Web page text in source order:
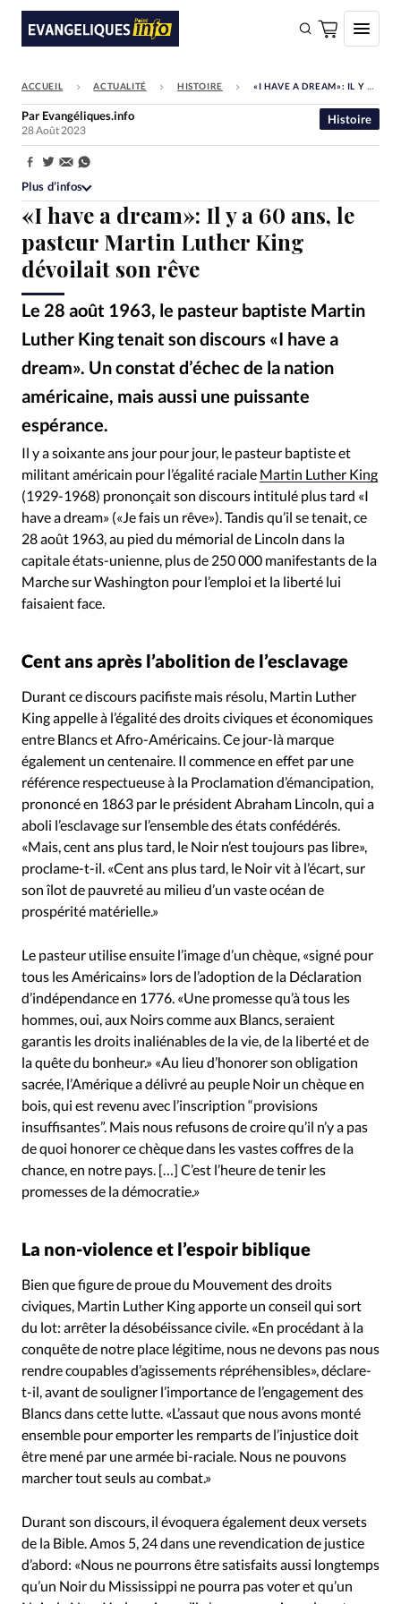
FAIRE UN DON
Faire un don
Eglises
Société
Bible
Toute l'actualité
Se connecter
Devise:CHF
RUBRIQUES
Toute l'actualité
Eglises
Histoire Laicité
Liberté religieuse
Mission
Monde People Politique
Religions
Société
ACCUEIL ACTUALITÉ HISTOIRE «I HAVE A DREAM»: IL Y A 60 ANS, LE PASTEUR MARTIN LUTHER KING DÉVOILAIT SON RÊVE
«I have a dream»: Il y a 60 ans, le
pasteur Martin Luther King
dévoilait son rêve
Le 28 août 1963, le pasteur baptiste Martin
Luther King tenait son discours «I have a
dream». Un constat d’échec de la nation
américaine, mais aussi une puissante
espérance.
Histoire
Par Evangéliques.info
28 Août 2023
Partager:
Plus d’infos
Il y a soixante ans jour pour jour, le pasteur baptiste et
militant américain pour l’égalité raciale Martin Luther King
(1929-1968) prononçait son discours intitulé plus tard «I
have a dream» («Je fais un rêve»). Tandis qu’il se tenait, ce
28 août 1963, au pied du mémorial de Lincoln dans la
capitale états-unienne, plus de 250 000 manifestants de la
Marche sur Washington pour l’emploi et la liberté lui
faisaient face.
Cent ans après l’abolition de l’esclavage
Durant ce discours pacifiste mais résolu, Martin Luther
King appelle à l’égalité des droits civiques et économiques
entre Blancs et Afro-Américains. Ce jour-là marque
également un centenaire. Il commence en effet par une
référence respectueuse à la Proclamation d’émancipation,
prononcé en 1863 par le président Abraham Lincoln, qui a
aboli l’esclavage sur l’ensemble des états confédérés.
«Mais, cent ans plus tard, le Noir n’est toujours pas libre»,
proclame-t-il. «Cent ans plus tard, le Noir vit à l’écart, sur
son îlot de pauvreté au milieu d’un vaste océan de
prospérité matérielle.»
Le pasteur utilise ensuite l’image d’un chèque, «signé pour
tous les Américains» lors de l’adoption de la Déclaration
d’indépendance en 1776. «Une promesse qu’à tous les
hommes, oui, aux Noirs comme aux Blancs, seraient
garantis les droits inaliénables de la vie, de la liberté et de
la quête du bonheur.» «Au lieu d’honorer son obligation
sacrée, l’Amérique a délivré au peuple Noir un chèque en
bois, qui est revenu avec l’inscription “provisions
insuffisantes”. Mais nous refusons de croire qu’il n’y a pas
de quoi honorer ce chèque dans les vastes coffres de la
chance, en notre pays. […] C’est l’heure de tenir les
promesses de la démocratie.»
La non-violence et l’espoir biblique
Bien que figure de proue du Mouvement des droits
civiques, Martin Luther King apporte un conseil qui sort
du lot: arrêter la désobéissance civile. «En procédant à la
conquête de notre place légitime, nous ne devons pas nous
rendre coupables d’agissements répréhensibles», déclare-
t-il, avant de souligner l’importance de l’engagement des
Blancs dans cette lutte. «L’assaut que nous avons monté
ensemble pour emporter les remparts de l’injustice doit
être mené par une armée bi-raciale. Nous ne pouvons
marcher tout seuls au combat.»
Durant son discours, il évoquera également deux versets
de la Bible. Amos 5, 24 dans une revendication de justice
d’abord: «Nous ne pourrons être satisfaits aussi longtemps
qu’un Noir du Mississippi ne pourra pas voter et qu’un